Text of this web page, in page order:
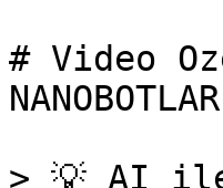
# Video
> 💡 AI